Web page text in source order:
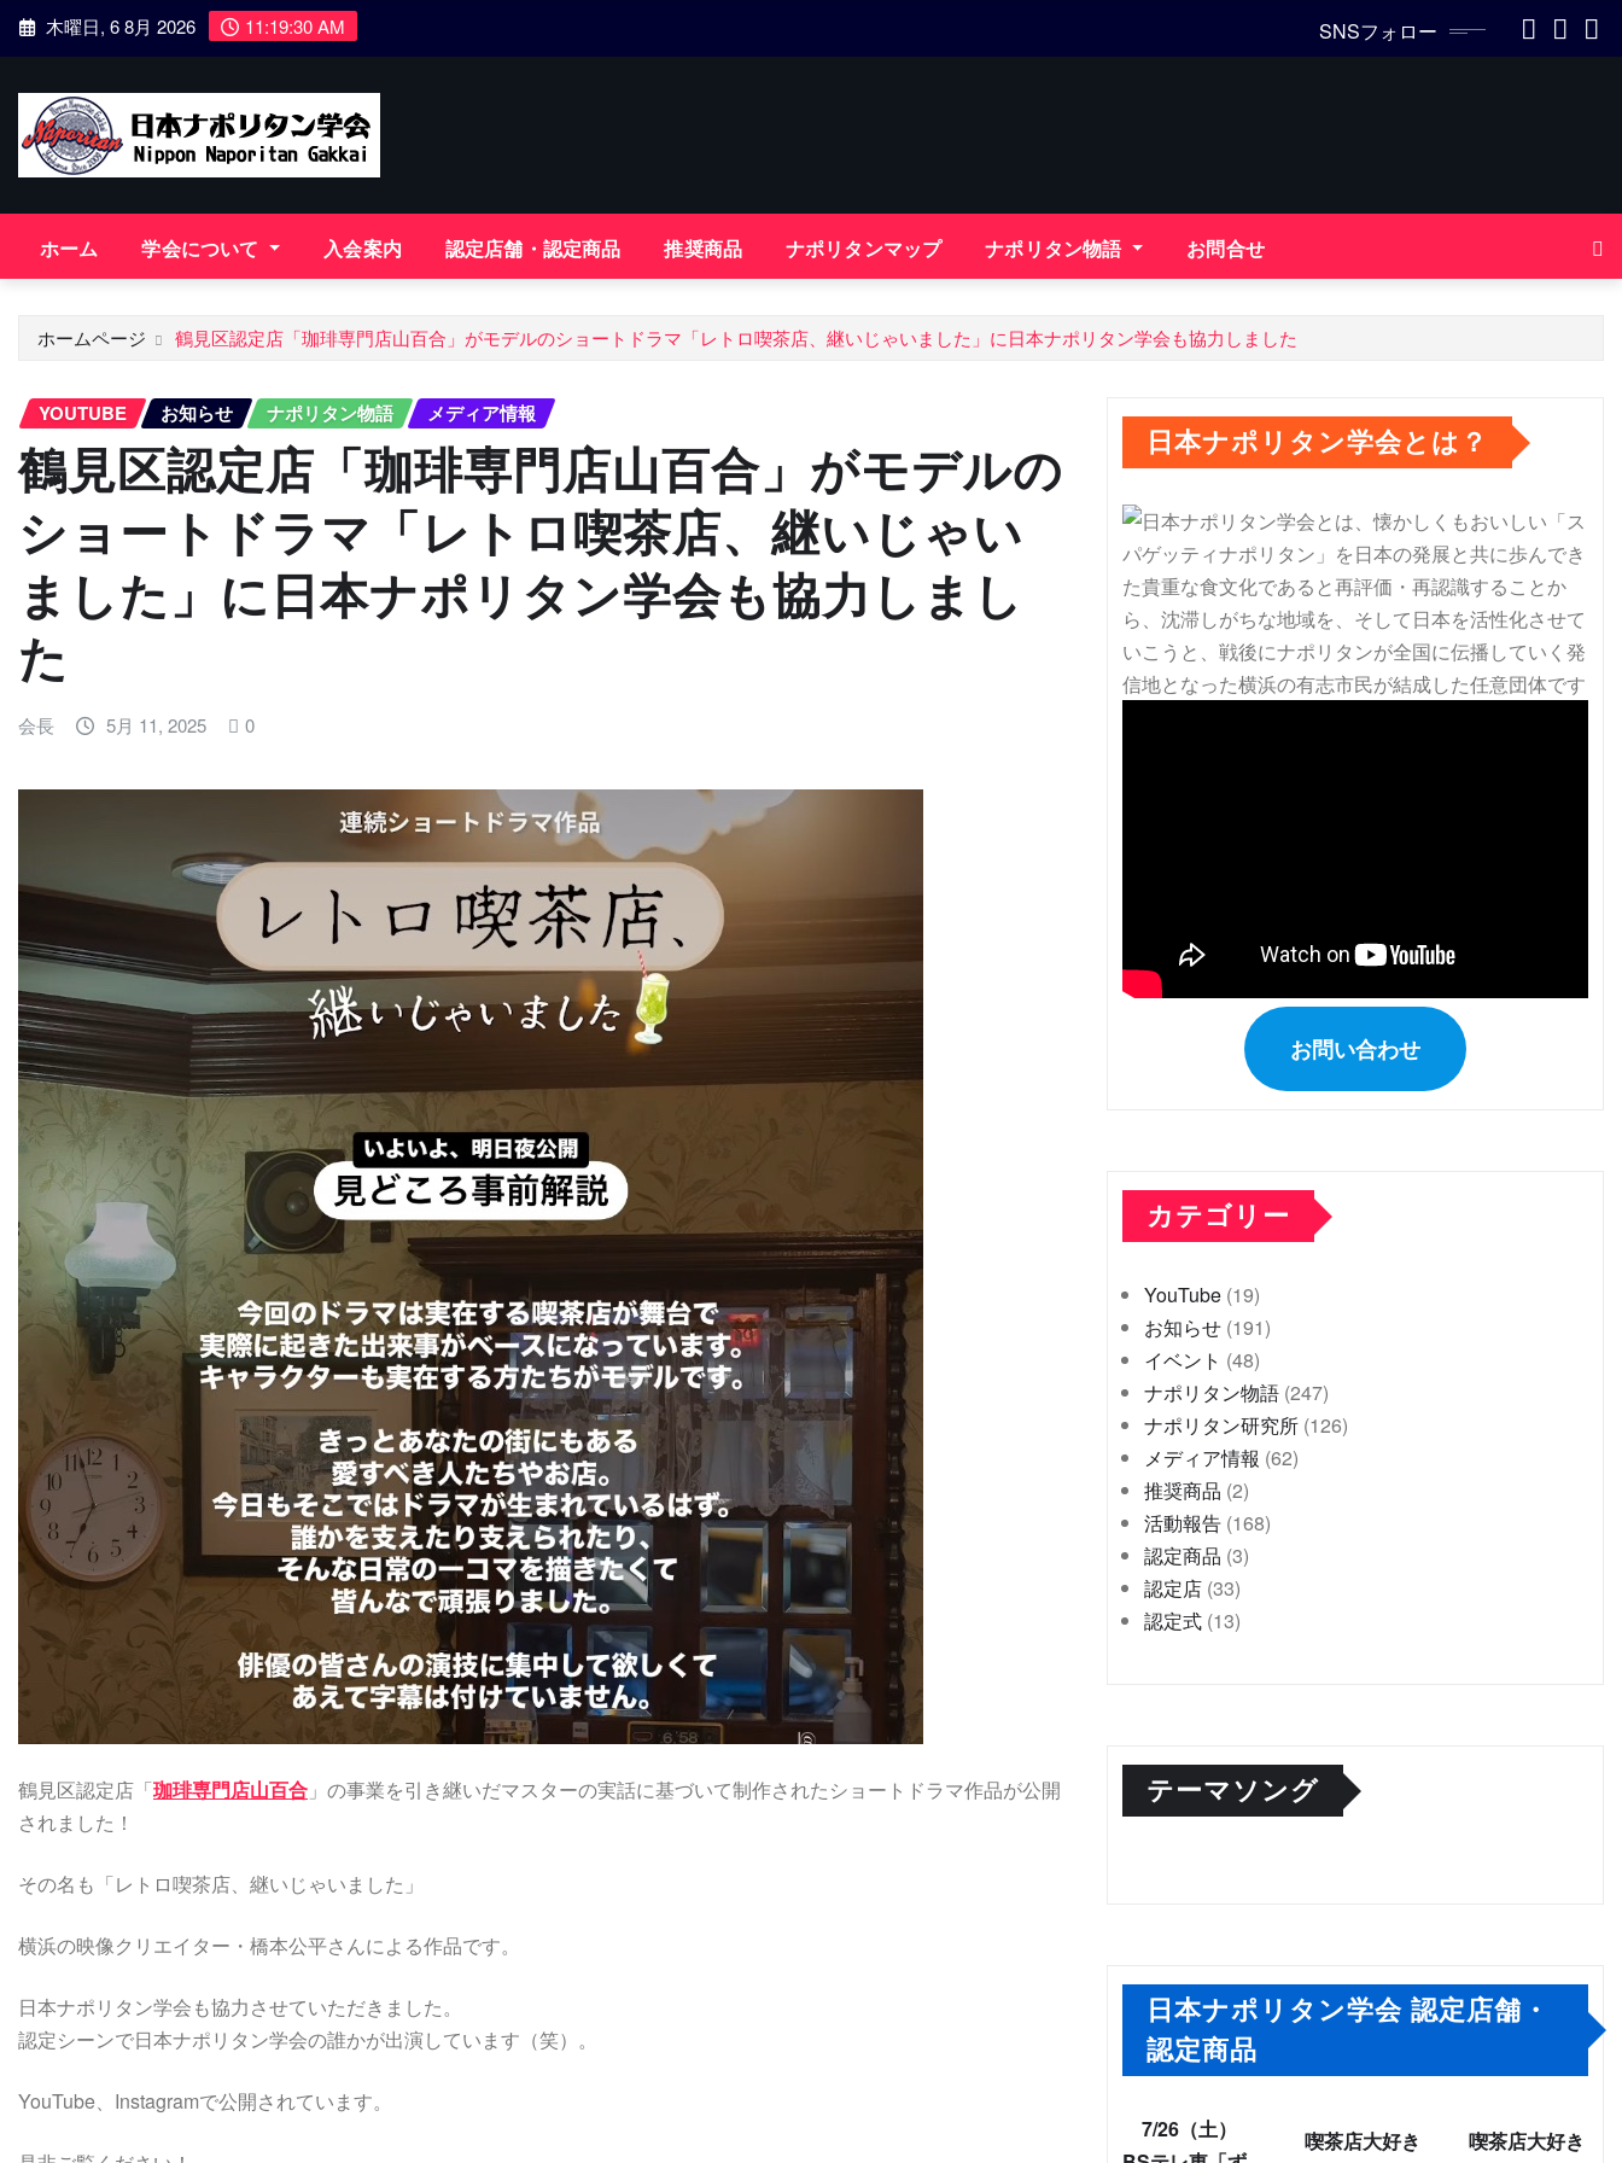
ス
ッ
木曜日, 6 8月 2026 11:19:32 AM SNSフォロー
ホーム 学会について 入会案内 認定店舗・認定商品 推奨商品 ナポリタンマップ ナポリタン物語 お問合せ
ホームページ 鶴見区認定店「珈琲専門店山百合」がモデルのショートドラマ「レトロ喫茶店、継いじゃいました」に日本ナポリタン学会も協力しました
YOUTUBE お知らせ ナポリタン物語 メディア情報
鶴見区認定店「珈琲専門店山百合」がモデルの
ショートドラマ「レトロ喫茶店、継いじゃい
ました」に日本ナポリタン学会も協力しまし
た
会長 5月 11, 2025 0
鶴見区認定店「珈琲専門店山百合 」の事業を引き継いだマスターの実話に基づいて制作されたショートドラマ作品が公開
されました！
その名も「レトロ喫茶店、継いじゃいました」
横浜の映像クリエイター・橋本公平さんによる作品です。
日本ナポリタン学会も協力させていただきました。
認定シーンで日本ナポリタン学会の誰かが出演しています（笑）。
YouTube、Instagramで公開されています。
日本ナポリタン学会とは？
お問い合わせ
カテゴリー
YouTube (19)
お知らせ (191)
イベント (48)
ナポリタン物語 (247)
ナポリタン研究所 (126)
メディア情報 (62)
推奨商品 (2)
活動報告 (168)
認定商品 (3)
認定店 (33)
認定式 (13)
テーマソング
日本ナポリタン学会 認定店舗・
認定商品
7/26（土）
喫茶店大好き
喫茶店大好き